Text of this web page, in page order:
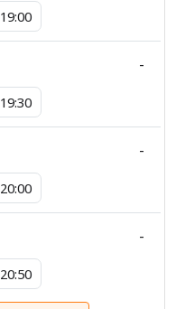
19:00
19:30
-
20:00
-
20:50
-